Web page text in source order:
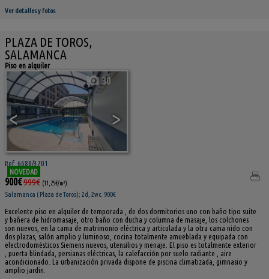
Ver detalles y fotos
PLAZA DE TOROS,
SALAMANCA
Piso en alquiler
< >
30
Ref. 6688/3701
NOVEDAD
900€999€ (11,25€/m²)
Salamanca ( Plaza de Toros); 2d, 2wc. 900€
Excelente piso en alquiler de temporada , de dos dormitorios uno con baño tipo suite
y bañera de hidromasaje, otro baño con ducha y columna de masaje, los colchones
son nuevos, en la cama de matrimonio eléctrica y articulada y la otra cama nido con
dos plazas, salón amplio y luminoso, cocina totalmente amueblada y equipada con
electrodomésticos Siemens nuevos, utensilios y menaje. El piso es totalmente exterior
, puerta blindada, persianas eléctricas, la calefacción por suelo radiante , aire
acondicionado. La urbanización privada dispone de piscina climatizada, gimnasio y
amplio jardin.